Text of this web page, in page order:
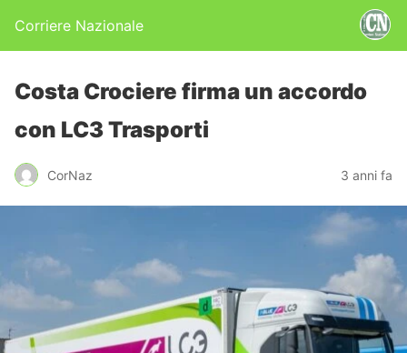
Corriere Nazionale
Costa Crociere firma un accordo
con LC3 Trasporti
CorNaz 3 anni fa